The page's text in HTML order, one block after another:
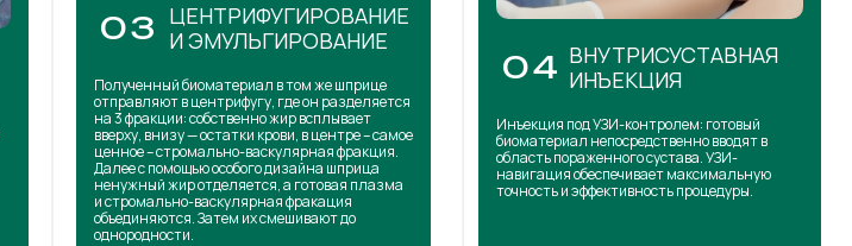
03 ЦЕНТРИФУГИРОВАНИЕ
И ЭМУЛЬГИРОВАНИЕ
Полученный биоматериал в том же шприце
отправляют в центрифугу, где он разделяется
на 3 фракции: собственно жир всплывает
вверху, внизу — остатки крови, в центре – самое
ценное – стромально-васкулярная фракция.
Далее с помощью особого дизайна шприца
ненужный жир отделяется, а готовая плазма
и стромально-васкулярная фракация
объединяются. Затем их смешивают до
однородности.
04 ВНУТРИСУСТАВНАЯ
ИНЪЕКЦИЯ
Инъекция под УЗИ-контролем: готовый
биоматериал непосредственно вводят в
область пораженного сустава. УЗИ-
навигация обеспечивает максимальную
точность и эффективность процедуры.